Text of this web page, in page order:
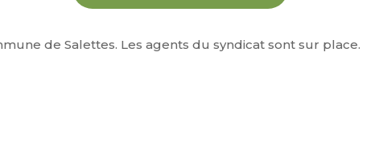
de Salettes. Les agents du syndicat sont sur place.